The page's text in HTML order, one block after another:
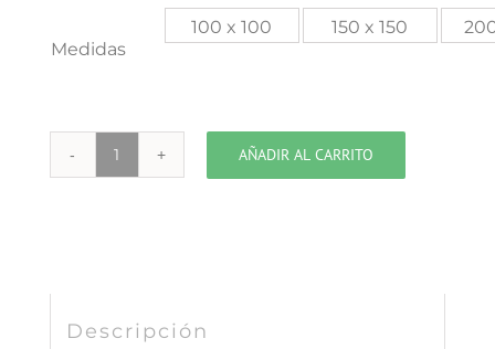
Medidas
100 x 100 150 x 150
APOLO
AÑADIR AL CARRITO
Descripción